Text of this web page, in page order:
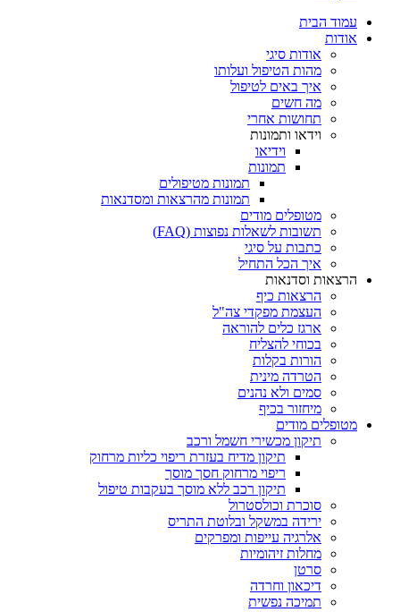
עמוד הבית
אודות
אודות סיגי
מהות הטיפול ועלותו
איך באים לטיפול
מה חשים
תחושות אחרי
וידאו ותמונות
וידיאו
תמונות
תמונות מטיפולים
תמונות מהרצאות ומסדנאות
מטופלים מודים
תשובות לשאלות נפוצות (FAQ)
כתבות על סיגי
איך הכל התחיל
הרצאות וסדנאות
הרצאות כיף
העצמת מפקדי צה"ל
ארגז כלים להוראה
בכוחי להצליח
הורות בקלות
הטרדה מינית
סמים ולא נהנים
מיחזור בכיף
מטופלים מודים
תיקון מכשירי חשמל ורכב
תיקון מדיח בעזרת ריפוי כליות מרחוק
ריפוי מרחוק חסך מוסך
תיקון רכב ללא מוסך בעקבות טיפול
סוכרת וכולסטרול
ירידה במשקל ובלוטת התריס
אלרגיה עייפות ומפרקים
מחלות זיהומיות
סרטן
דיכאון וחרדה
תמיכה נפשית